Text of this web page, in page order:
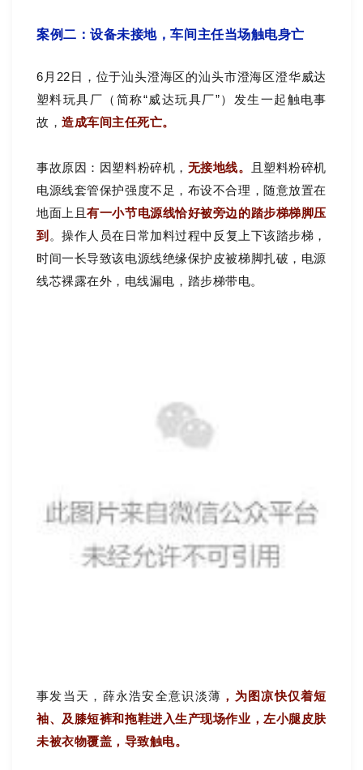
案例二：设备未接地，车间主任当场触电身亡
6月22日，位于汕头澄海区的汕头市澄海区澄华威达
塑料玩具厂（简称“威达玩具厂”）发生一起触电事
故，造成车间主任死亡。
事故原因：因塑料粉碎机 ， 无接地线。 且塑料粉碎机
电源线套管保护强度不足，布设不合理，随意放置在
地面上且有一小节电源线恰好被旁边的踏步梯梯脚压
到 。操作人员在日常加料过程中反复上下该踏步梯，
时间一长导致该电源线绝缘保护皮被梯脚扎破，电源
线芯裸露在外，电线漏电，踏步梯带电。
事发当天，薛永浩安全意识淡薄 ，为图凉快仅着短
袖、及膝短裤和拖鞋进入生产现场作业，左小腿皮肤
未被衣物覆盖，导致触电。